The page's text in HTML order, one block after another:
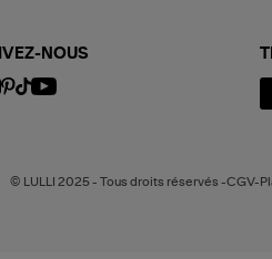
NOUS
© LULLI 2025 - Tous droits réservés -CGV-